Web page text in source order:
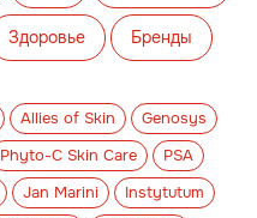
Здоровье Бренды
Allies of Skin
Genosys
Phyto-C Skin Care
PSA
Jan Marini
Instytutum